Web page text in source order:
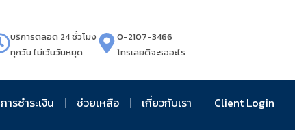
บริการตลอด 24 ชั่วโมง
ทุกวัน ไม่เว้นวันหยุด
0-2107-3466
โทรเลยดิจะรออะไร
การชำระเงิน ช่วยเหลือ เกี่ยวกับเรา Client Login